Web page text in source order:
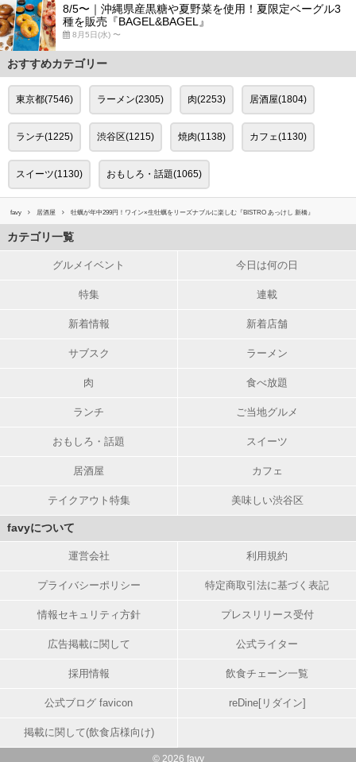
8/5〜｜沖縄県産黒糖や夏野菜を使用！夏限定ベーグル3
種を販売『BAGEL&BAGEL』
8月5日(水) 〜
おすすめカテゴリー
東京都(7546) ラーメン(2305) 肉(2253) 居酒屋(1804)
ランチ(1225) 渋谷区(1215) 焼肉(1138) カフェ(1130)
スイーツ(1130) おもしろ・話題(1065)
favy 居酒屋 牡蠣が年中299円！ワイン×生牡蠣をリーズナブルに楽しむ『BISTRO あっけし 新橋』
カテゴリ一覧
グルメイベント 今日は何の日
特集 連載
新着情報 新着店舗
サブスク ラーメン
肉 食べ放題
ランチ ご当地グルメ
おもしろ・話題 スイーツ
居酒屋 カフェ
テイクアウト特集 美味しい渋谷区
favyについて
運営会社 利用規約
プライバシーポリシー 特定商取引法に基づく表記
情報セキュリティ方針 プレスリリース受付
広告掲載に関して 公式ライター
採用情報 飲食チェーン一覧
公式ブログ favicon reDine[リダイン]
掲載に関して(飲食店様向け)
© 2026 favy